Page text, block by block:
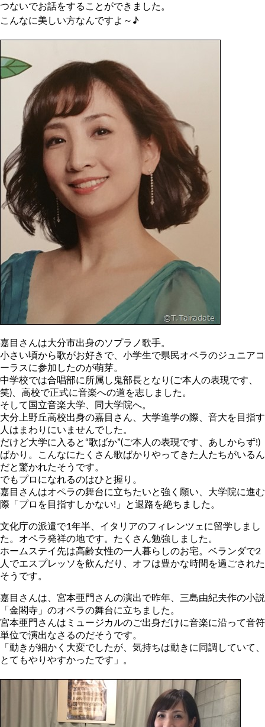
つないでお話をすることができました。
こんなに美しい方なんですよ～♪
嘉目さんは大分市出身のソプラノ歌手。
小さい頃から歌がお好きで、小学生で県民オペラのジュニアコ
ーラスに参加したのが萌芽。
中学校では合唱部に所属し鬼部長となり(ご本人の表現です、
笑)、高校で正式に音楽への道を志しました。
そして国立音楽大学、同大学院へ。
大分上野丘高校出身の嘉目さん、大学進学の際、音大を目指す
人はまわりにいませんでした。
だけど大学に入ると“歌ばか”(ご本人の表現です、あしからず!)
ばかり。こんなにたくさん歌ばかりやってきた人たちがいるん
だと驚かれたそうです。
でもプロになれるのはひと握り。
嘉目さんはオペラの舞台に立ちたいと強く願い、大学院に進む
際「プロを目指すしかない!」と退路を絶ちました。
文化庁の派遣で1年半、イタリアのフィレンツェに留学しまし
た。オペラ発祥の地です。たくさん勉強しました。
ホームステイ先は高齢女性の一人暮らしのお宅。ベランダで2
人でエスプレッソを飲んだり、オフは豊かな時間を過ごされた
そうです。
嘉目さんは、宮本亜門さんの演出で昨年、三島由紀夫作の小説
「金閣寺」のオペラの舞台に立ちました。
宮本亜門さんはミュージカルのご出身だけに音楽に沿って音符
単位で演出なさるのだそうです。
「動きが細かく大変でしたが、気持ちは動きに同調していて、
とてもやりやすかったです」。